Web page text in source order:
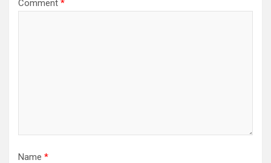
Comment *
Name *